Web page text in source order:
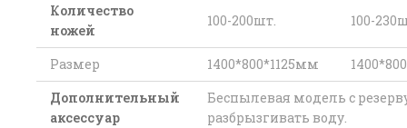
Количество
ножей
100-200шт. 100-
Размер 1400*800*1125мм
Дополнительный
аксессуар
Беспылевая модель с
разбрызгивать воду.